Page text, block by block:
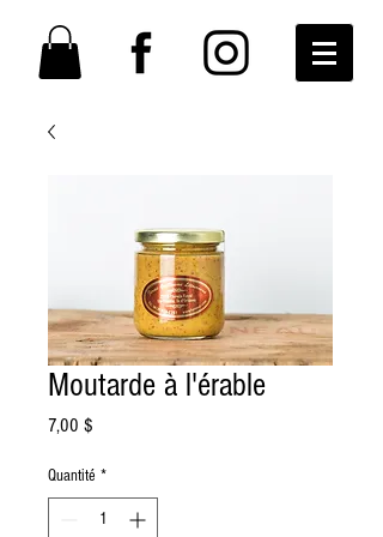
Moutarde à l'érable
7,00 $
Quantité *